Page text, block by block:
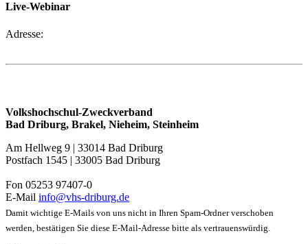
Live-Webinar
Adresse:
Volkshochschul-Zweckverband
Bad Driburg, Brakel, Nieheim, Steinheim
Am Hellweg 9 | 33014 Bad Driburg
Postfach 1545 | 33005 Bad Driburg
Fon 05253 97407-0
E-Mail info@vhs-driburg.de
Damit wichtige E-Mails von uns nicht in Ihren Spam-Ordner verschoben
werden, bestätigen Sie diese E-Mail-Adresse bitte als vertrauenswürdig.